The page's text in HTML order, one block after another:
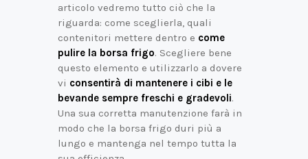
articolo vedremo tutto ciò che la
riguarda: come sceglierla, quali
contenitori mettere dentro e come
pulire la borsa frigo. Scegliere bene
questo elemento e utilizzarlo a dovere
vi consentirà di mantenere i cibi e le
bevande sempre freschi e gradevoli.
Una sua corretta manutenzione farà in
modo che la borsa frigo duri più a
lungo e mantenga nel tempo tutta la